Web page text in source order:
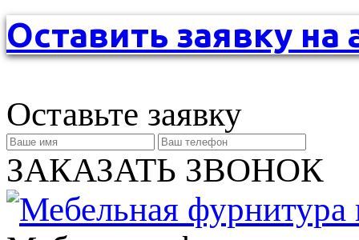
Оставить заявку на
Оставьте заявку
ЗАКАЗАТЬ ЗВОНОК